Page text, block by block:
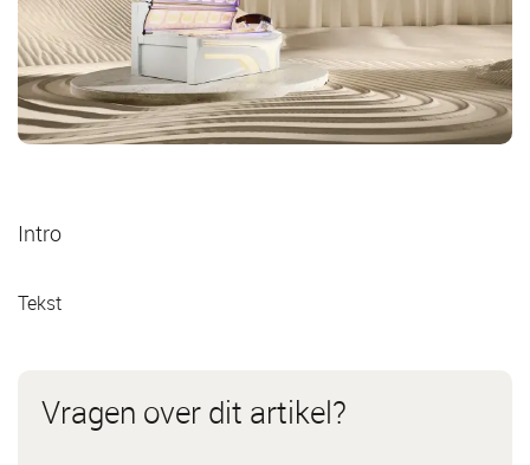
Intro
Tekst
Vragen over dit artikel?